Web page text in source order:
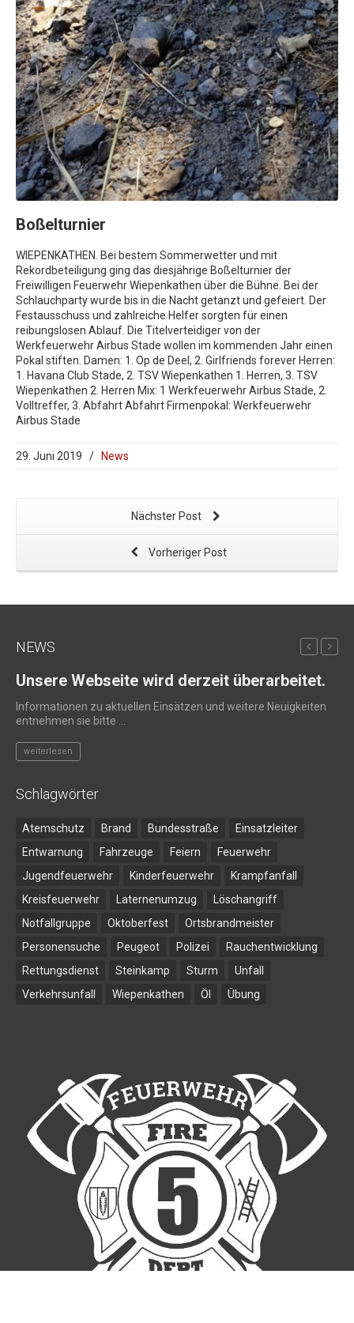
Boßelturnier
WIEPENKATHEN. Bei bestem Sommerwetter und mit
Rekordbeteiligung ging das diesjährige Boßelturnier der
Freiwilligen Feuerwehr Wiepenkathen über die Bühne. Bei der
Schlauchparty wurde bis in die Nacht getanzt und gefeiert. Der
Festausschuss und zahlreiche Helfer sorgten für einen
reibungslosen Ablauf. Die Titelverteidiger von der
Werkfeuerwehr Airbus Stade wollen im kommenden Jahr einen
Pokal stiften. Damen: 1. Op de Deel, 2. Girlfriends forever Herren:
1. Havana Club Stade, 2. TSV Wiepenkathen 1. Herren, 3. TSV
Wiepenkathen 2. Herren Mix: 1 Werkfeuerwehr Airbus Stade, 2.
Volltreffer, 3. Abfahrt Abfahrt Firmenpokal: Werkfeuerwehr
Airbus Stade
29. Juni 2019 / News
Nächster Post
Vorheriger Post
NEWS
Unsere Webseite wird derzeit überarbeitet.
Informationen zu aktuellen Einsätzen und weitere Neuigkeiten
entnehmen sie bitte ...
weiterlesen
Schlagwörter
Atemschutz Brand Bundesstraße
Einsatzleiter
Entwarnung
Fahrzeuge Feiern
Feuerwehr
Jugendfeuerwehr
Kinderfeuerwehr
Krampfanfall
Kreisfeuerwehr
Laternenumzug
Löschangriff
Notfallgruppe
Oktoberfest
Ortsbrandmeister
Personensuche
Peugeot Polizei
Rauchentwicklung
Rettungsdienst
Steinkamp Sturm
Unfall
Verkehrsunfall
Wiepenkathen Öl Übung